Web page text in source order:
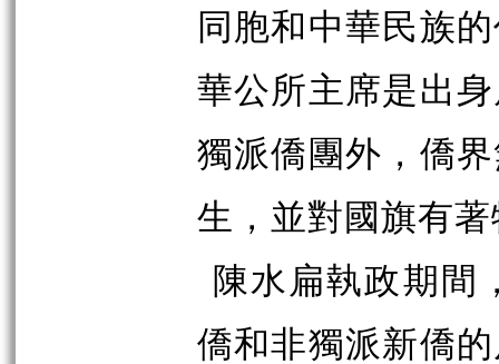
同胞和中華民族
華公所主席是出
獨派僑團外，僑
生，並對國旗有
陳水扁執政期間
僑和非獨派新僑